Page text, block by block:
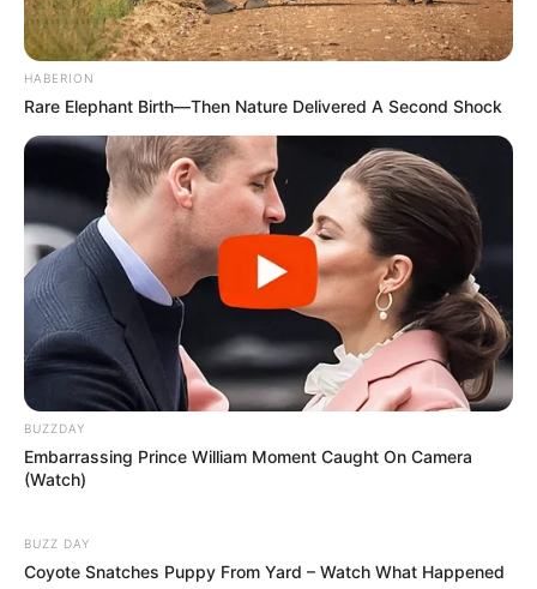
parabéns!!! realmente lindo e criativo.
arlete araújo
amei, todos os trabalhos, mais mim apaixonei pelas
garrafas com gliter. parabéns pelos trabalhos.
Maria D e Lourdes há 13 anos
Trabalhos maravilhoso e muito criativo,parabéns
Carmen Gonçalves há 13 anos
Parabéns , pois tem sido útil, para aprender reciglar
Suzana Ribeiro
Essa luminária com pregadores é maravilhosa. Quero
HABERION
Rare Elephant Birth—Then Nature Delivered A Second Shock
BUZZDAY
Embarrassing Prince William Moment Caught On Camera
(Watch)
BUZZ DAY
Coyote Snatches Puppy From Yard – Watch What Happened